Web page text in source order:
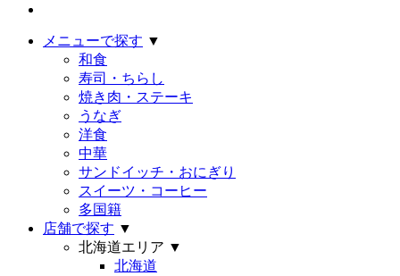
メニューで探す ▼
和食
寿司・ちらし
焼き肉・ステーキ
うなぎ
洋食
中華
サンドイッチ・おにぎり
スイーツ・コーヒー
多国籍
店舗で探す ▼
北海道エリア ▼
北海道